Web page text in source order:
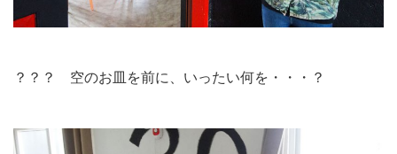
？？？ 空のお皿を前に、いったい何を・・・？